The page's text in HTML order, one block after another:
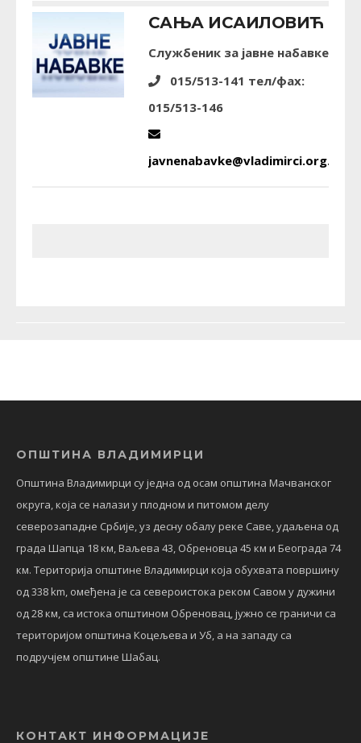
САЊА ИСАИЛОВИЋ
Службеник за јавне набавке
015/513-141 тел/фах:
015/513-146
javnenabavke@vladimirci.org.rs
ОПШТИНА ВЛАДИМИРЦИ
Општина Владимирци су једна од осам општина Мачванског
округа, која се налази у плодном и питомом делу
северозападне Србије, уз десну обалу реке Саве, удаљена од
града Шапца 18 км, Ваљева 43, Обреновца 45 км и Београда 74
км. Територија општине Владимирци која обухвата површину
од 338 km, омеђена је са североистока реком Савом у дужини
од 28 км, са истока општином Обреновац, јужно се граничи са
територијом општина Коцељева и Уб, а на западу са
подручјем општине Шабац.
КОНТАКТ ИНФОРМАЦИЈЕ